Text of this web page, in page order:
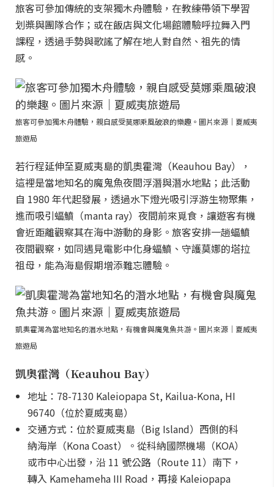
旅客可參加傳統的支架獨木舟體驗，在教練帶領下學習
划槳與團隊合作；或在飯店與文化場館體驗呼拉舞入門
課程，透過手勢與歌謠了解在地人對自然、祖先的情
感。
旅客可參加獨木舟體驗，親自感受莫娜乘風破浪的樂趣。圖片來源｜夏威夷
旅遊局
若行程延伸至夏威夷島的凱奧霍灣（Keauhou Bay），
這裡是當地知名的魔鬼魚夜間浮潛與潛水地點；此活動
自 1980 年代起發展，透過水下燈光吸引浮游生物聚集，
進而吸引蝠鱝（manta ray）夜間前來覓食，讓遊客有機
會近距離觀察其在海中游動的身影。旅客安排一趟蝠鱝
夜間觀察，如同遇見電影中化身蝠鱝、守護莫娜的塔拉
祖母，能為海島假期增添難忘體驗。
凱奧霍灣為當地知名的潛水地點，有機會與魔鬼魚共游。圖片來源｜夏威夷
旅遊局
凱奧霍灣（Keauhou Bay）
地址：78-7130 Kaleiopapa St, Kailua-Kona, HI
96740（位於夏威夷島）
交通方式：位於夏威夷島（Big Island）西側的科
納海岸（Kona Coast）。從科納國際機場（KOA）
或市中心出發，沿 11 號公路（Route 11）南下，
轉入 Kamehameha III Road，再接 Kaleiopapa